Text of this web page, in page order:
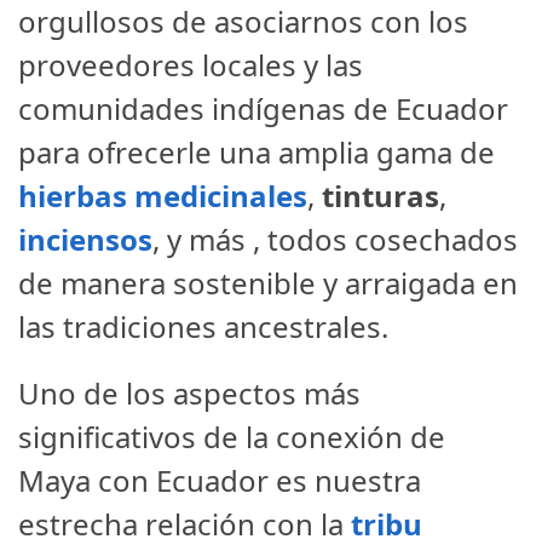
orgullosos de asociarnos con los
proveedores locales y las
comunidades indígenas de Ecuador
para ofrecerle una amplia gama de
hierbas medicinales, tinturas,
inciensos, y más , todos cosechados
de manera sostenible y arraigada en
las tradiciones ancestrales.
Uno de los aspectos más
significativos de la conexión de
Maya con Ecuador es nuestra
estrecha relación con la tribu